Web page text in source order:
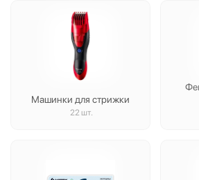
Машинки для стрижки
22 шт.